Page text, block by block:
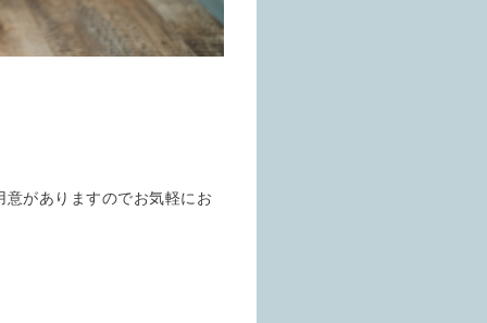
がありますのでお気軽にお